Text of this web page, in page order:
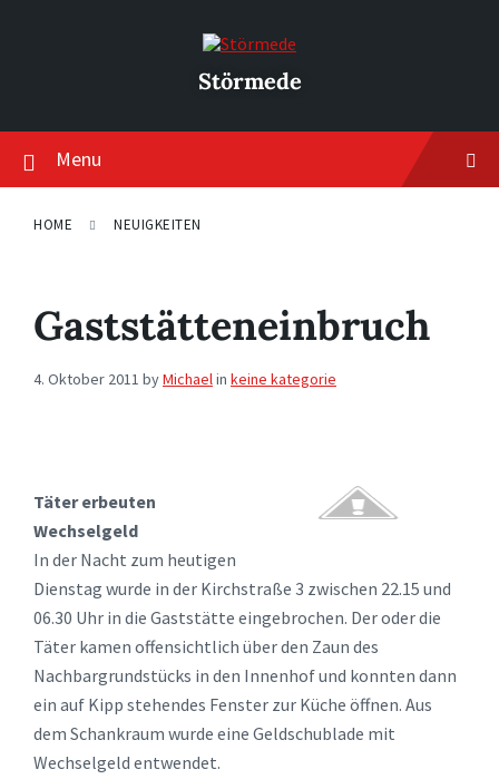
Störmede
Menu
HOME NEUIGKEITEN
Gaststätteneinbruch
4. Oktober 2011 byMichaelin keine kategorie
Täter erbeuten
Wechselgeld
In der Nacht zum heutigen
Dienstag wurde in der Kirchstraße 3 zwischen 22.15 und
06.30 Uhr in die Gaststätte eingebrochen. Der oder die
Täter kamen offensichtlich über den Zaun des
Nachbargrundstücks in den Innenhof und konnten dann
ein auf Kipp stehendes Fenster zur Küche öffnen. Aus
dem Schankraum wurde eine Geldschublade mit
Wechselgeld entwendet.